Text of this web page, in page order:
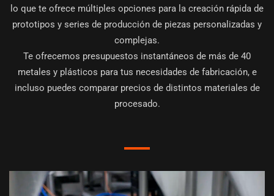
lo que te ofrece múltiples opciones para la creación rápida de
prototipos y series de producción de piezas personalizadas y
complejas.
Te ofrecemos presupuestos instantáneos de más de 40
metales y plásticos para tus necesidades de fabricación, e
incluso puedes comparar precios de distintos materiales de
procesado.